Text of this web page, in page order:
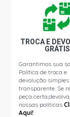
TROCA E
GRÁTIS
Garantimos sua
Política de troca e
devolução simples
transparente. Se
peça
nossas políticas
Aqui!